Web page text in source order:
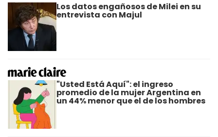
Los datos engañosos de Milei en su
entrevista con Majul
"Usted Está Aquí": el ingreso
promedio de la mujer Argentina en
un 44% menor que el de los hombres